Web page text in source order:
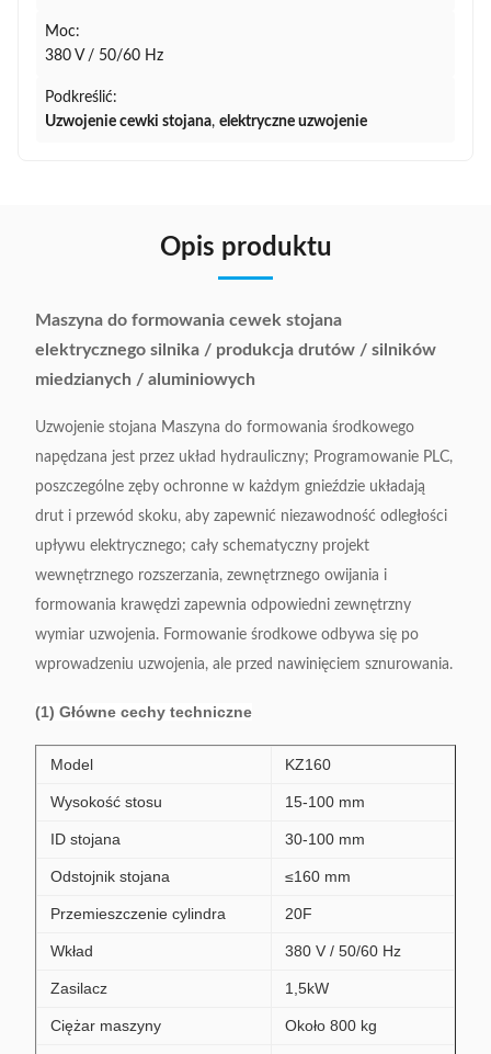
Moc:
380 V / 50/60 Hz
Podkreślić:
Uzwojenie cewki stojana, elektryczne uzwojenie
Opis produktu
Maszyna do formowania cewek stojana
elektrycznego silnika / produkcja drutów / silników
miedzianych / aluminiowych
Uzwojenie stojana Maszyna do formowania środkowego
napędzana jest przez układ hydrauliczny; Programowanie PLC,
poszczególne zęby ochronne w każdym gnieździe układają
drut i przewód skoku, aby zapewnić niezawodność odległości
upływu elektrycznego; cały schematyczny projekt
wewnętrznego rozszerzania, zewnętrznego owijania i
formowania krawędzi zapewnia odpowiedni zewnętrzny
wymiar uzwojenia. Formowanie środkowe odbywa się po
wprowadzeniu uzwojenia, ale przed nawinięciem sznurowania.
(1) Główne cechy techniczne
Model KZ160
Wysokość stosu 15-100 mm
ID stojana 30-100 mm
Odstojnik stojana ≤160 mm
Przemieszczenie cylindra 20F
Wkład 380 V / 50/60 Hz
Zasilacz 1,5kW
Ciężar maszyny Około 800 kg